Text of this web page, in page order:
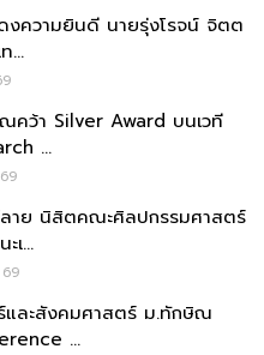
ความยินดี นายรุ่งโรจน์ จิตต
...
คว้า Silver Award บนเวที
...
าย นิสิตคณะศิลปกรรมศาสตร์
เ...
69
ละสังคมศาสตร์ ม.ทักษิณ
...